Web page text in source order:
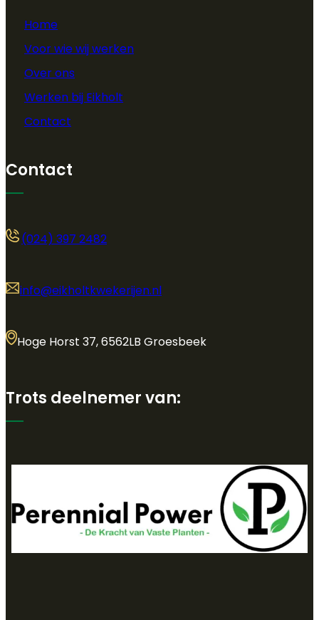
Home
Voor wie wij werken
Over ons
Werken bij Eikholt
Contact
Contact
(024) 397 2482
info@eikholtkwekerijen.nl
Hoge Horst 37, 6562LB Groesbeek
Trots deelnemer van: